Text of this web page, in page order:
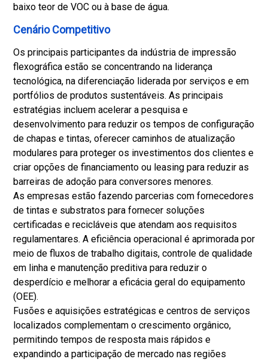
baixo teor de VOC ou à base de água.
Cenário Competitivo
Os principais participantes da indústria de impressão
flexográfica estão se concentrando na liderança
tecnológica, na diferenciação liderada por serviços e em
portfólios de produtos sustentáveis. As principais
estratégias incluem acelerar a pesquisa e
desenvolvimento para reduzir os tempos de configuração
de chapas e tintas, oferecer caminhos de atualização
modulares para proteger os investimentos dos clientes e
criar opções de financiamento ou leasing para reduzir as
barreiras de adoção para conversores menores.
As empresas estão fazendo parcerias com fornecedores
de tintas e substratos para fornecer soluções
certificadas e recicláveis ​​que atendam aos requisitos
regulamentares. A eficiência operacional é aprimorada por
meio de fluxos de trabalho digitais, controle de qualidade
em linha e manutenção preditiva para reduzir o
desperdício e melhorar a eficácia geral do equipamento
(OEE).
Fusões e aquisições estratégicas e centros de serviços
localizados complementam o crescimento orgânico,
permitindo tempos de resposta mais rápidos e
expandindo a participação de mercado nas regiões